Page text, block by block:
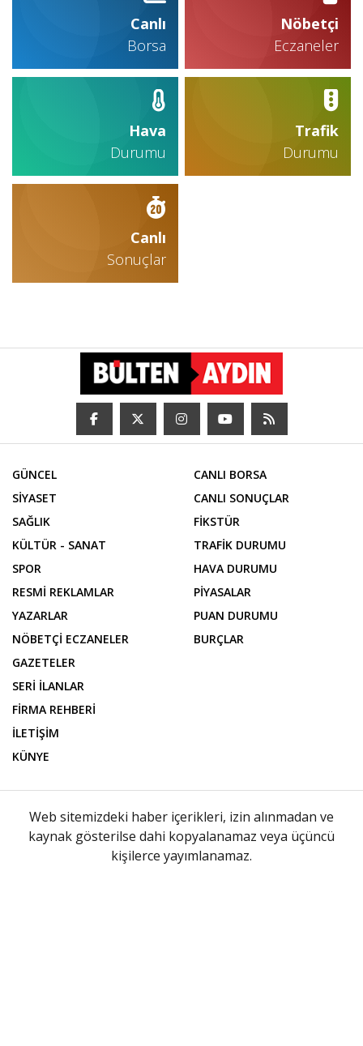
Canlı
Borsa
Nöbetçi
Eczaneler
Hava
Durumu
Trafik
Durumu
Canlı
Sonuçlar
GÜNCEL
SİYASET
SAĞLIK
KÜLTÜR - SANAT
SPOR
RESMİ REKLAMLAR
YAZARLAR
NÖBETÇİ ECZANELER
CANLI BORSA
CANLI SONUÇLAR
FİKSTÜR
TRAFİK DURUMU
HAVA DURUMU
PİYASALAR
PUAN DURUMU
BURÇLAR
GAZETELER
SERİ İLANLAR
FİRMA REHBERİ
İLETİŞİM
KÜNYE
Web sitemizdeki haber içerikleri, izin alınmadan ve
kaynak gösterilse dahi kopyalanamaz veya üçüncü
kişilerce yayımlanamaz.